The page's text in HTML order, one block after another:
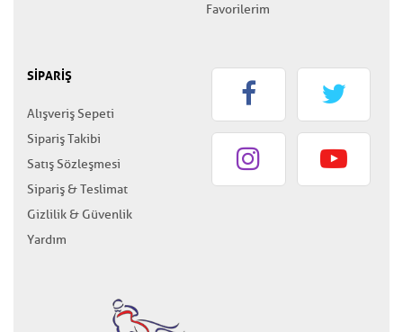
Favorilerim
SİPARİŞ
Alışveriş Sepeti
Sipariş Takibi
Satış Sözleşmesi
Sipariş & Teslimat
Gizlilik & Güvenlik
Yardım